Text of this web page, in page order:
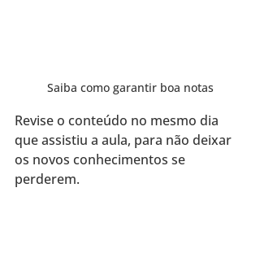
Saiba como garantir boa notas
Revise o conteúdo no mesmo dia
que assistiu a aula, para não deixar
os novos conhecimentos se
perderem.